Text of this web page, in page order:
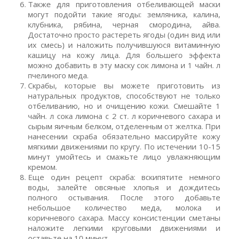
Также для приготовления отбеливающей маски
могут подойти такие ягоды: земляника, калина,
клубника, рябина, черная смородина, айва.
Достаточно просто растереть ягоды (один вид или
их смесь) и наложить получившуюся витаминную
кашицу на кожу лица. Для большего эффекта
можно добавить в эту маску сок лимона и 1 чайн. л
пчелиного меда.
Скрабы, которые вы можете приготовить из
натуральных продуктов, способствуют не только
отбеливанию, но и очищению кожи. Смешайте 1
чайн. л сока лимона с 2 ст. л коричневого сахара и
сырым яичным белком, отделенным от желтка. При
нанесении скраба обязательно массируйте кожу
мягкими движениями по кругу. По истечении 10-15
минут умойтесь и смажьте лицо увлажняющим
кремом.
Еще один рецепт скраба: вскипятите немного
воды, залейте овсяные хлопья и дождитесь
полного остывания. После этого добавьте
небольшое количество меда, молока и
коричневого сахара. Массу консистенции сметаны
наложите легкими круговыми движениями и